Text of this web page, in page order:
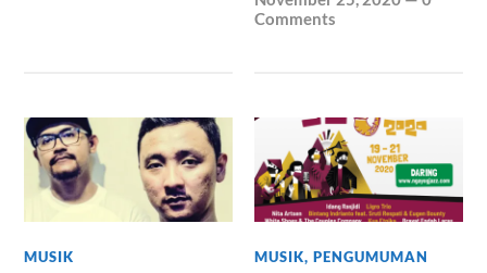
Comments
MUSIK MUSIK,PENGUMUMAN